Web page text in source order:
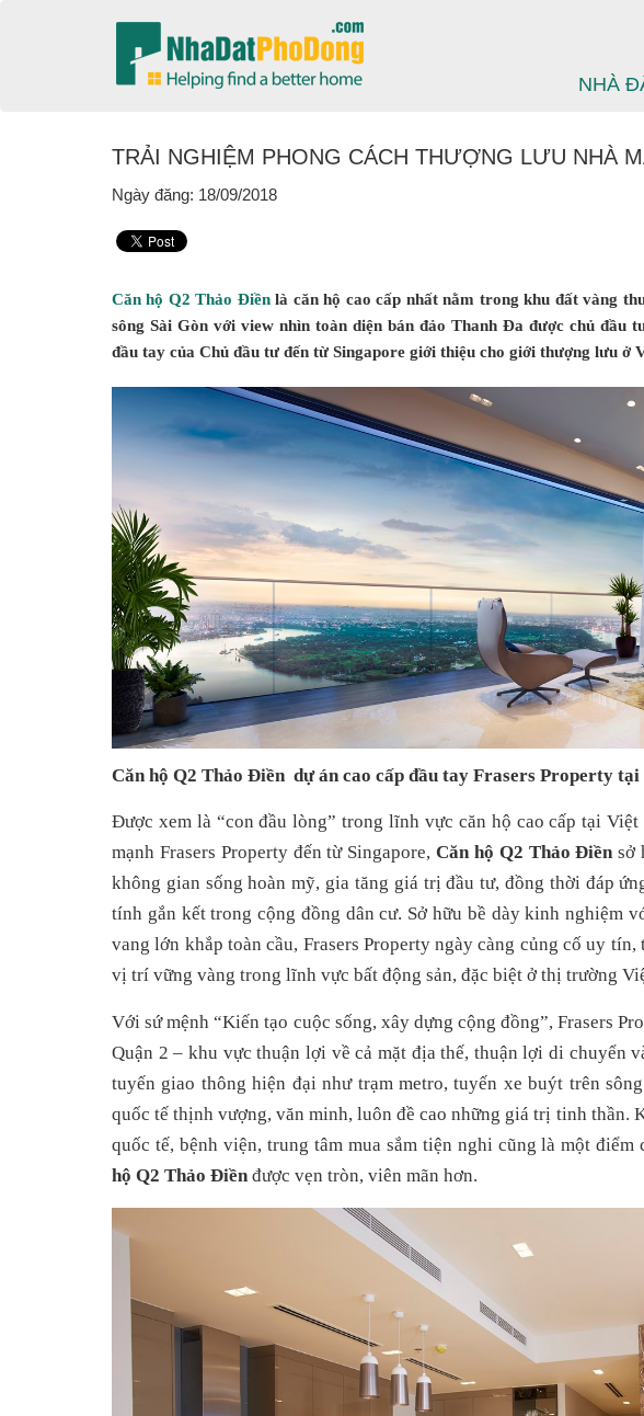
NHÀ
TRẢI NGHIỆM PHONG CÁCH THƯỢNG LƯU NHÀ
Ngày đăng: 18/09/2018
Căn hộ Q2 Thảo Điềnlà căn hộ cao cấp nhất nằm trong khu đất vàng
sông Sài Gòn với view nhìn toàn diện bán đảo Thanh Đa được chủ
đầu tay của Chủ đầu tư đến từ Singapore giới thiệu cho giới thượng lưu ở
Căn hộ Q2 Thảo Điền  dự án cao cấp đầu tay Frasers Property tại
Được xem là “con đầu lòng” trong lĩnh vực căn hộ cao cấp tại Việt
mạnh Frasers Property đến từ Singapore, Căn hộ Q2 Thảo Điền sở
không gian sống hoàn mỹ, gia tăng giá trị đầu tư, đồng thời đáp
tính gắn kết trong cộng đồng dân cư. Sở hữu bề dày kinh nghiệm
vang lớn khắp toàn cầu, Frasers Property ngày càng củng cố uy
vị trí vững vàng trong lĩnh vực bất động sản, đặc biệt ở thị trường
Với sứ mệnh “Kiến tạo cuộc sống, xây dựng cộng đồng”, Frasers
Quận 2 – khu vực thuận lợi về cả mặt địa thế, thuận lợi di chuyển
tuyến giao thông hiện đại như trạm metro, tuyến xe buýt trên
quốc tế thịnh vượng, văn minh, luôn đề cao những giá trị tinh thần.
quốc tế, bệnh viện, trung tâm mua sắm tiện nghi cũng là một điểm
hộ Q2 Thảo Điền được vẹn tròn, viên mãn hơn.